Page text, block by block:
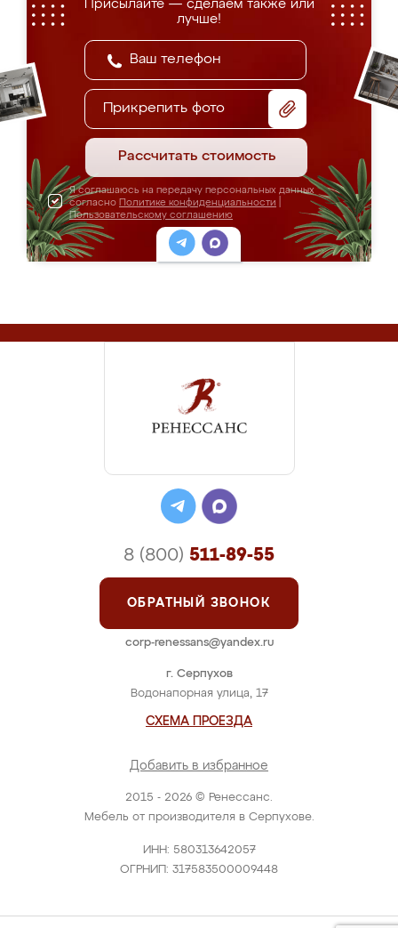
Присылайте — сделаем также или
лучше!
Прикрепить фото
Рассчитать стоимость
Я соглашаюсь на передачу персональных данных
согласно Политике конфиденциальности
Пользовательскому соглашению
2015 - 2026 © Ренессанс.
Мебель от производителя в Серпухове.
ИНН: 580313642057
ОГРНИП: 317583500009448
г. Серпухов
Водонапорная улица, 17
СХЕМА ПРОЕЗДА
Добавить в избранное
8 (800) 511-89-55
ОБРАТНЫЙ ЗВОНОК
corp-renessans@yandex.ru